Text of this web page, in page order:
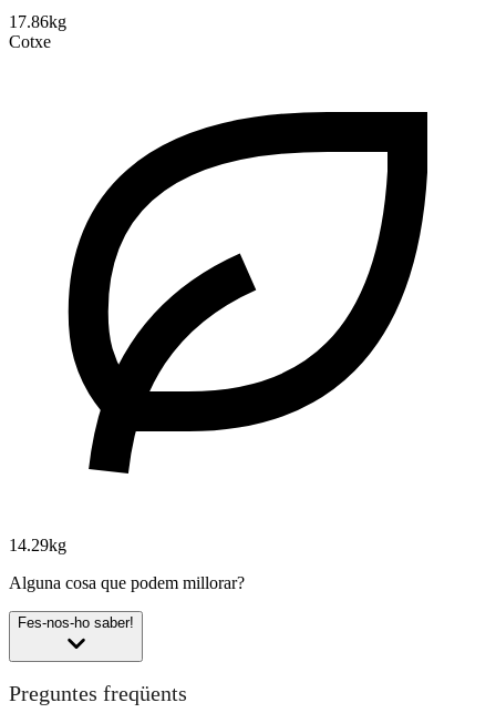
17.86kg
Cotxe
14.29kg
Alguna cosa que podem millorar?
Fes-nos-ho saber!
Preguntes freqüents